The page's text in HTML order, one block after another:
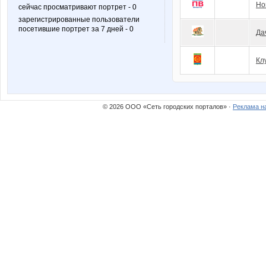
сейчас просматривают портрет - 0
зарегистрированные пользователи
посетившие портрет за 7 дней - 0
© 2026 ООО «Сеть городских порталов» · Реклама